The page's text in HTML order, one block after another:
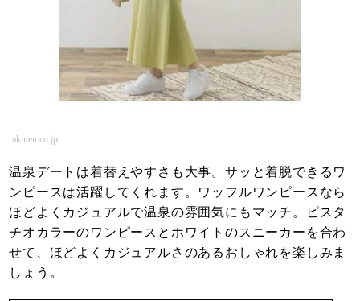
rakuten.co.jp
温泉デートは着替えやすさも大事。サッと着脱できるワ
ンピースは活躍してくれます。ワッフルワンピースなら
ほどよくカジュアルで温泉の雰囲気にもマッチ。ピスタ
チオカラーのワンピースとホワイトのスニーカーを合わ
せて、ほどよくカジュアルさのあるおしゃれを楽しみま
しょう。